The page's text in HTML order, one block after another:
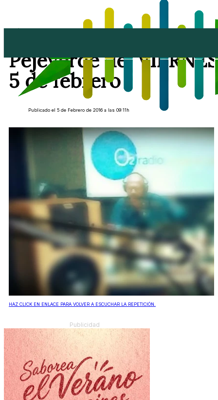
Pejeverde del VIERNES
5 de febrero
Publicado el 5 de Febrero de 2016 a las 09:11h
HAZ CLICK EN ENLACE PARA VOLVER A ESCUCHAR LA REPETICIÓN.
Publicidad